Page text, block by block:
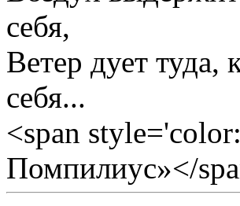
себя,
Ветер дует туда,
себя...
<span
Помпилиус»</